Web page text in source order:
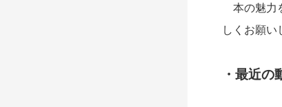
本の魅力
しくお願い
・最近の